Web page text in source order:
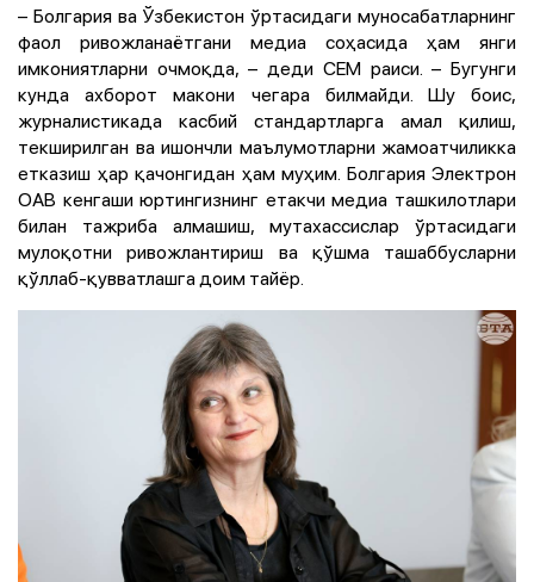
– Болгария ва Ўзбекистон ўртасидаги муносабатларнинг
фаол ривожланаётгани медиа соҳасида ҳам янги
имкониятларни очмоқда, – деди CEM раиси. – Бугунги
кунда ахборот макони чегара билмайди. Шу боис,
журналистикада касбий стандартларга амал қилиш,
текширилган ва ишончли маълумотларни жамоатчиликка
етказиш ҳар қачонгидан ҳам муҳим. Болгария Электрон
ОАВ кенгаши юртингизнинг етакчи медиа ташкилотлари
билан тажриба алмашиш, мутахассислар ўртасидаги
мулоқотни ривожлантириш ва қўшма ташаббусларни
қўллаб-қувватлашга доим тайёр.